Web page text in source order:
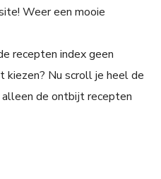
Weer een mooie
recepten index geen
kiezen? Nu scroll je heel de
de ontbijt recepten